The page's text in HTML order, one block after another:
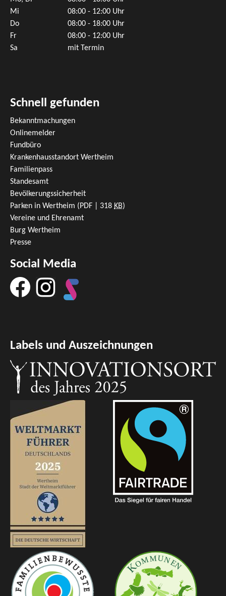
Mi
08:00 - 12:00 Uhr
Do
08:00 - 18:00 Uhr
Fr
08:00 - 12:00 Uhr
Sa
mit Termin
Schnell gefunden
Bekanntmachungen
Onlinemelder
Fundbüro
Krankenhausstandort Wertheim
Familienpass
Standesamt
Bevölkerungssicherheit
Parken in Wertheim (PDF | 318 KB)
Vereine und Ehrenamt
Burg Wertheim
Presse
Social Media
Labels und Auszeichnungen